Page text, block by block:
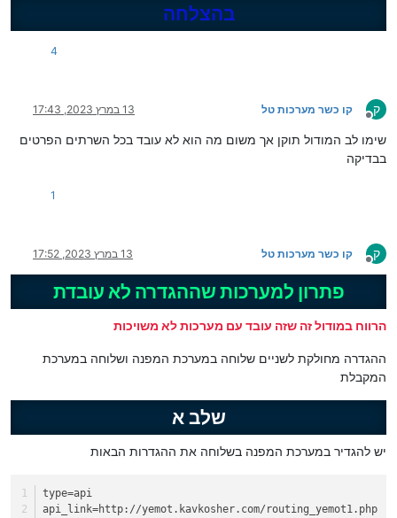
בהצלחה
4
ק
מנותק
קו כשר מערכות טל 13 במרץ 2023, 17:43
שימו לב המודול תוקן אך משום מה הוא לא עובד בכל השרתים הפרטים
בבדיקה
1
ק
מנותק
קו כשר מערכות טל 13 במרץ 2023, 17:52
פתרון למערכות שההגדרה לא עובדת
הרווח במודול זה שזה עובד עם מערכות לא משויכות
ההגדרה מחולקת לשניים שלוחה במערכת המפנה ושלוחה במערכת
המקבלת
שלב א
יש להגדיר במערכת המפנה בשלוחה את ההגדרות הבאות
type=api
api_link=http://yemot.kavkosher.com/routing_yemot1.php